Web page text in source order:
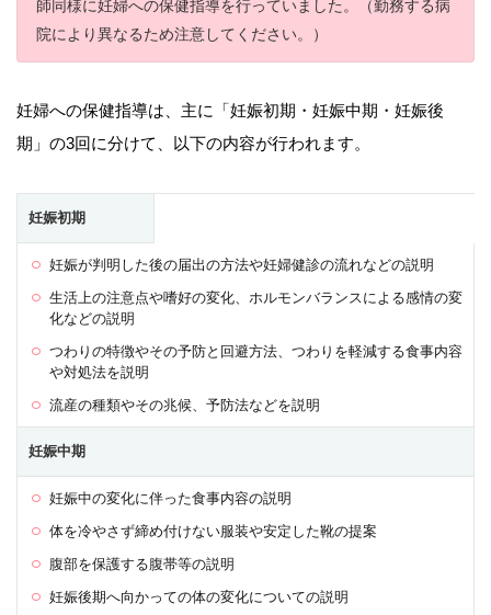
師同様に妊婦への保健指導を行っていました。（勤務する病
院により異なるため注意してください。）
妊婦への保健指導は、主に「妊娠初期・妊娠中期・妊娠後
期」の3回に分けて、以下の内容が行われます。
妊娠初期
妊娠が判明した後の届出の方法や妊婦健診の流れなどの説明
生活上の注意点や嗜好の変化、ホルモンバランスによる感情の変
化などの説明
つわりの特徴やその予防と回避方法、つわりを軽減する食事内容
や対処法を説明
流産の種類やその兆候、予防法などを説明
妊娠中期
妊娠中の変化に伴った食事内容の説明
体を冷やさず締め付けない服装や安定した靴の提案
腹部を保護する腹帯等の説明
妊娠後期へ向かっての体の変化についての説明